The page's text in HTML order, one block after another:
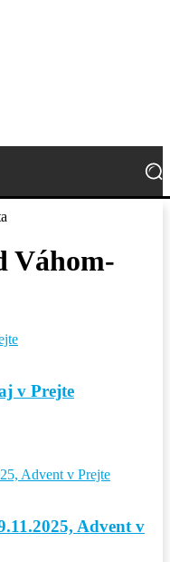
Váhom-
v Prejte
Advent v